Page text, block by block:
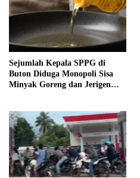
Sejumlah Kepala SPPG di
Buton Diduga Monopoli Sisa
Minyak Goreng dan Jerigen